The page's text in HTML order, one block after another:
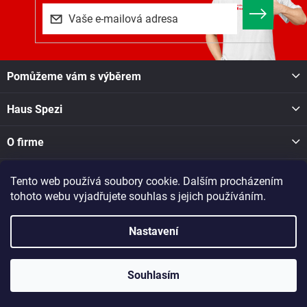
Tento web používá soubory cookie. Dalším procházením
tohoto webu vyjadřujete souhlas s jejich používáním.
Nastavení
Souhlasím
Při nákupu v naší pobočce v Novém Městě na Moravě, Soškova
1550, se o dostupnosti zboží informujte na tel. čísle: 605 028 731
i
s
Pomůžeme vám s výběrem
Haus Spezi
O firme
Facebook
Vytvořil Shoptet |Dostmedia